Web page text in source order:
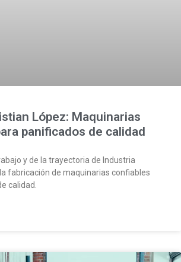
López: Maquinarias
panificados de calidad
y de la trayectoria de Industria
fabricación de maquinarias confiables
calidad.